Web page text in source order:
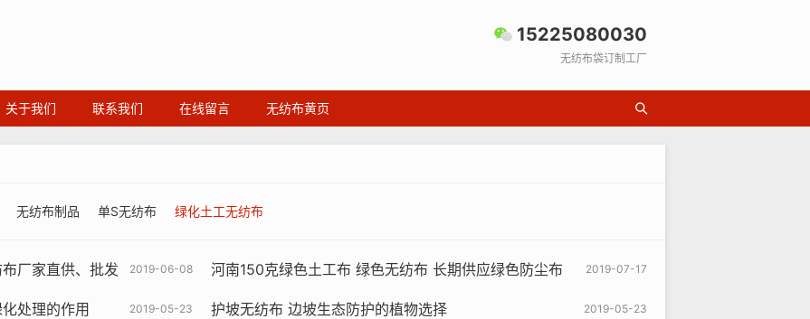
15225080030
无纺布袋订制工厂
关于我们 联系我们 在线留言 无纺布黄页
无纺布制品 单S无纺布 绿化土工无纺布
2019-06-08
厂家直供、批发 2019-07-17
河南150克绿色土工布 绿色无纺布 长期供应绿色防尘布
2019-05-23
处理的作用 2019-05-23
护坡无纺布 边坡生态防护的植物选择